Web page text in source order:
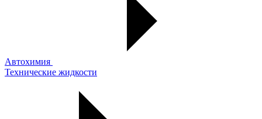
Автохимия
Технические жидкости